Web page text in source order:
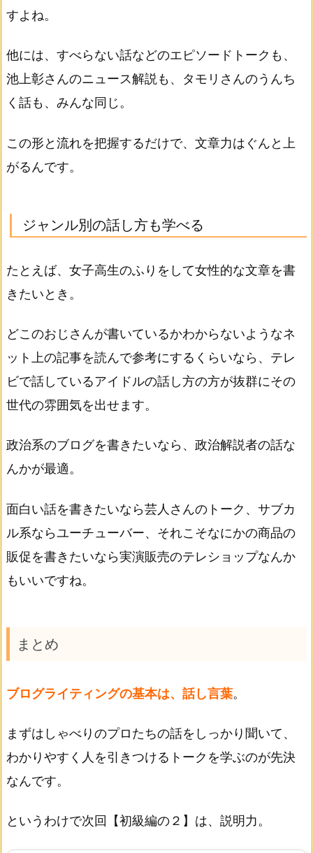
すよね。
他には、すべらない話などのエピソードトークも、
池上彰さんのニュース解説も、タモリさんのうんち
く話も、みんな同じ。
この形と流れを把握するだけで、文章力はぐんと上
がるんです。
ジャンル別の話し方も学べる
たとえば、女子高生のふりをして女性的な文章を書
きたいとき。
どこのおじさんが書いているかわからないようなネ
ット上の記事を読んで参考にするくらいなら、テレ
ビで話しているアイドルの話し方の方が抜群にその
世代の雰囲気を出せます。
政治系のブログを書きたいなら、政治解説者の話な
んかが最適。
面白い話を書きたいなら芸人さんのトーク、サブカ
ル系ならユーチューバー、それこそなにかの商品の
販促を書きたいなら実演販売のテレショップなんか
もいいですね。
まとめ
ブログライティングの基本は、話し言葉。
まずはしゃべりのプロたちの話をしっかり聞いて、
わかりやすく人を引きつけるトークを学ぶのが先決
なんです。
というわけで次回【初級編の２】は、説明力。